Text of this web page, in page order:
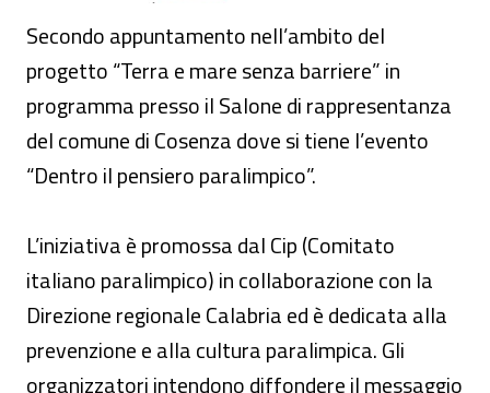
Secondo appuntamento nell’ambito del
progetto “Terra e mare senza barriere” in
programma presso il Salone di rappresentanza
del comune di Cosenza dove si tiene l’evento
“Dentro il pensiero paralimpico”.
L’iniziativa è promossa dal Cip (Comitato
italiano paralimpico) in collaborazione con la
Direzione regionale Calabria ed è dedicata alla
prevenzione e alla cultura paralimpica. Gli
organizzatori intendono diffondere il messaggio